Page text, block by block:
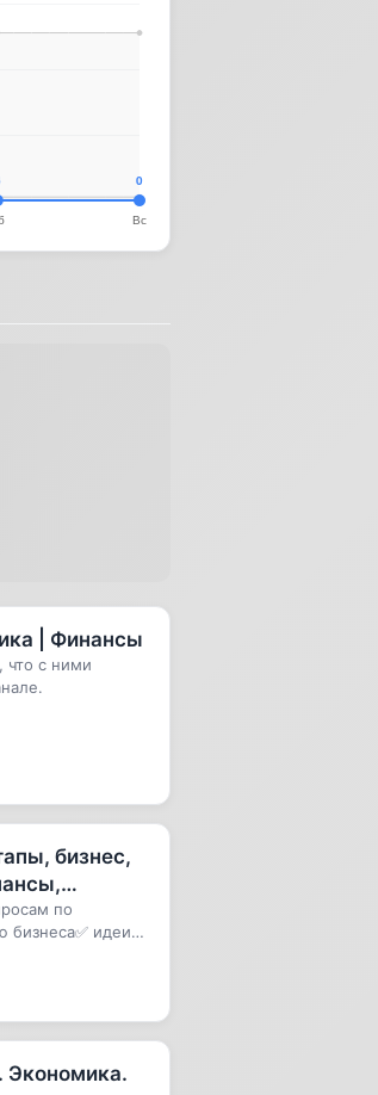
| Финансы
что с ними
бизнес,
и курсы,
по
бизнеса✅ идеи
Экономика.